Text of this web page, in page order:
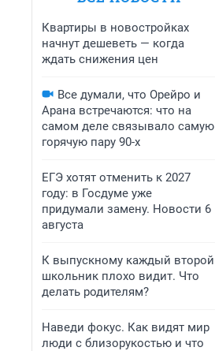
Квартиры в новостройках
начнут дешеветь — когда
ждать снижения цен
Все думали, что Орейро и
Арана встречаются: что на
самом деле связывало самую
горячую пару 90-х
ЕГЭ хотят отменить к 2027
году: в Госдуме уже
придумали замену. Новости 6
августа
К выпускному каждый второй
школьник плохо видит. Что
делать родителям?
Наведи фокус. Как видят мир
люди с близорукостью и что